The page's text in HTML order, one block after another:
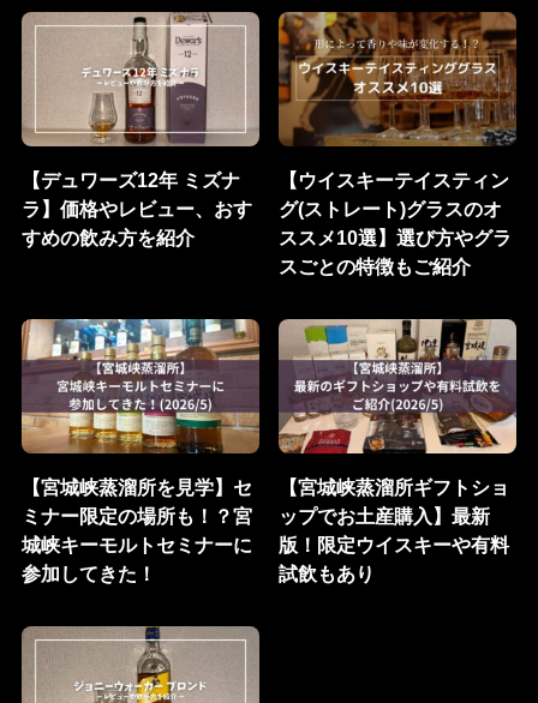
【デュワーズ12年 ミズナ
ラ】価格やレビュー、おす
すめの飲み方を紹介
【ウイスキーテイスティン
グ(ストレート)グラスのオ
ススメ10選】選び方やグラ
スごとの特徴もご紹介
【宮城峡蒸溜所を見学】セ
ミナー限定の場所も！？宮
城峡キーモルトセミナーに
参加してきた！
【宮城峡蒸溜所ギフトショ
ップでお土産購入】最新
版！限定ウイスキーや有料
試飲もあり